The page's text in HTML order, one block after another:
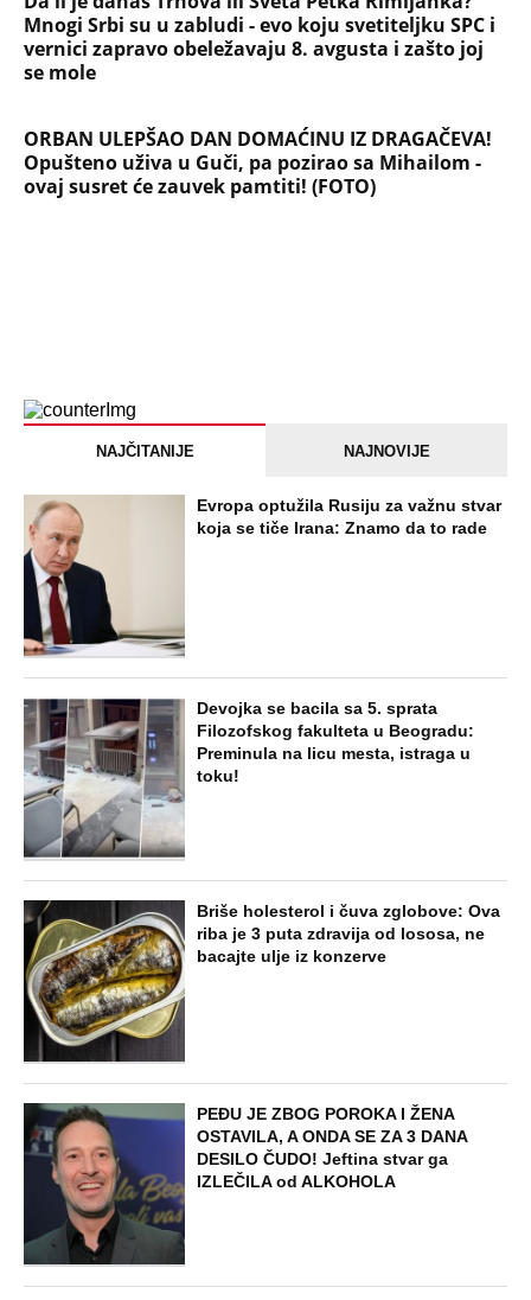
Mnogi Srbi su u zabludi - evo koju svetiteljku SPC i
vernici zapravo obeležavaju 8. avgusta i zašto joj
se mole
ORBAN ULEPŠAO DAN DOMAĆINU IZ DRAGAČEVA!
Opušteno uživa u Guči, pa pozirao sa Mihailom -
ovaj susret će zauvek pamtiti! (FOTO)
NAJČITANIJE NAJNOVIJE
Evropa optužila Rusiju za važnu stvar
koja se tiče Irana: Znamo da to rade
Devojka se bacila sa 5. sprata
Filozofskog fakulteta u Beogradu:
Preminula na licu mesta, istraga u
toku!
Briše holesterol i čuva zglobove: Ova
riba je 3 puta zdravija od lososa, ne
bacajte ulje iz konzerve
PEĐU JE ZBOG POROKA I ŽENA
OSTAVILA, A ONDA SE ZA 3 DANA
DESILO ČUDO! Jeftina stvar ga
IZLEČILA od ALKOHOLA